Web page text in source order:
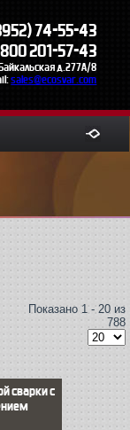
74-55-43
201-57-43
д.277А/8
sales@ecosvar.com
Показано 1 - 20 из
788
сварки с